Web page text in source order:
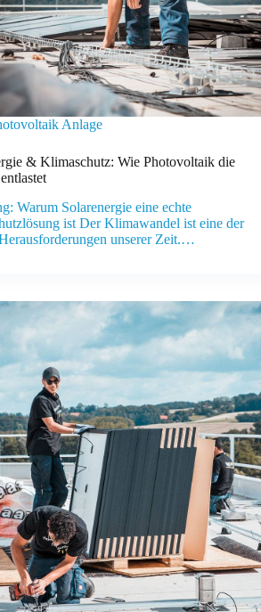
Anlage
& Klimaschutz: Wie Photovoltaik die
Warum Solarenergie eine echte
ist Der Klimawandel ist eine der
unserer Zeit.…